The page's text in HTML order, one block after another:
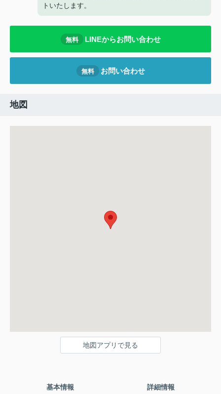
トいたします。
無料 LINEからお問い合わせ
無料 お問い合わせ
地図
地図アプリで見る
基本情報 詳細情報